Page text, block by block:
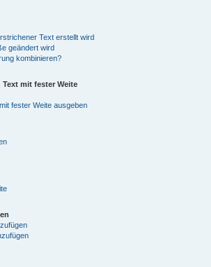
Text erstellt wird
geändert wird
kombinieren?
mit fester Weite
fester Weite ausgeben